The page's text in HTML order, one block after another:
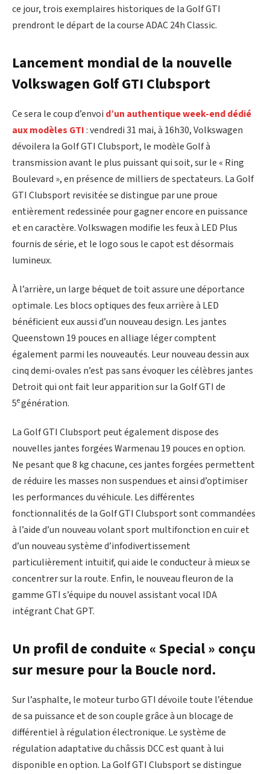
ce jour, trois exemplaires historiques de la Golf GTI
prendront le départ de la course ADAC 24h Classic.
Lancement mondial de la nouvelle
Volkswagen Golf GTI Clubsport
Ce sera le coup d’envoi d’un authentique week-end dédié
aux modèles GTI: vendredi 31 mai, à 16h30, Volkswagen
dévoilera la Golf GTI Clubsport, le modèle Golf à
transmission avant le plus puissant qui soit, sur le « Ring
Boulevard », en présence de milliers de spectateurs. La Golf
GTI Clubsport revisitée se distingue par une proue
entièrement redessinée pour gagner encore en puissance
et en caractère. Volkswagen modifie les feux à LED Plus
fournis de série, et le logo sous le capot est désormais
lumineux.
À l’arrière, un large béquet de toit assure une déportance
optimale. Les blocs optiques des feux arrière à LED
bénéficient eux aussi d’un nouveau design. Les jantes
Queenstown 19 pouces en alliage léger comptent
également parmi les nouveautés. Leur nouveau dessin aux
cinq demi-ovales n’est pas sans évoquer les célèbres jantes
Detroit qui ont fait leur apparition sur la Golf GTI de
5egénération.
La Golf GTI Clubsport peut également dispose des
nouvelles jantes forgées Warmenau 19 pouces en option.
Ne pesant que 8 kg chacune, ces jantes forgées permettent
de réduire les masses non suspendues et ainsi d’optimiser
les performances du véhicule. Les différentes
fonctionnalités de la Golf GTI Clubsport sont commandées
à l’aide d’un nouveau volant sport multifonction en cuir et
d’un nouveau système d’infodivertissement
particulièrement intuitif, qui aide le conducteur à mieux se
concentrer sur la route. Enfin, le nouveau fleuron de la
gamme GTI s’équipe du nouvel assistant vocal IDA
intégrant Chat GPT.
Un profil de conduite « Special » conçu
sur mesure pour la Boucle nord.
Sur l’asphalte, le moteur turbo GTI dévoile toute l’étendue
de sa puissance et de son couple grâce à un blocage de
différentiel à régulation électronique. Le système de
régulation adaptative du châssis DCC est quant à lui
disponible en option. La Golf GTI Clubsport se distingue